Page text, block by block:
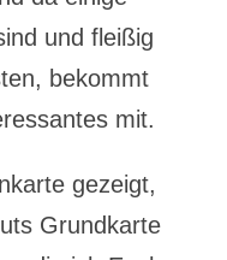
und fleißig
bekommt
mit.
gezeigt,
Grundkarte